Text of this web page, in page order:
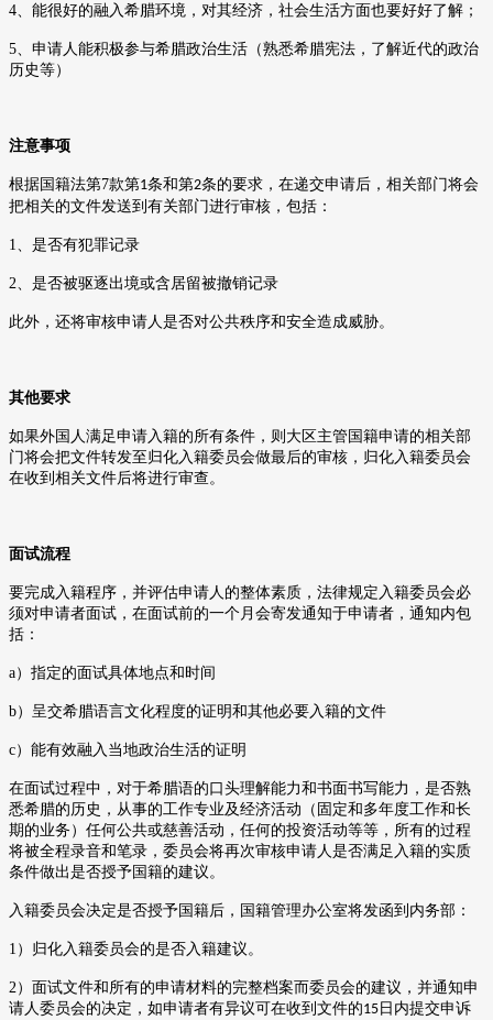
4 、能很好的融入希腊环境，对其经济，社会生活方面也要好好了解；
5 、申请人能积极参与希腊政治生活（熟悉希腊宪法，了解近代的政治
历史等）
注意事项
根据国籍法第7款第1条和第2条的要求，在递交申请后，相关部门将会
把相关的文件发送到有关部门进行审核，包括：
1 、是否有犯罪记录
2 、是否被驱逐出境或含居留被撤销记录
此外，还将审核申请人是否对公共秩序和安全造成威胁。
其他要求
如果外国人满足申请入籍的所有条件，则大区主管国籍申请的相关部
门将会把文件转发至归化入籍委员会做最后的审核，归化入籍委员会
在收到相关文件后将进行审查。
面试流程
要完成入籍程序，并评估申请人的整体素质，法律规定入籍委员会必
须对申请者面试，在面试前的一个月会寄发通知于申请者，通知内包
括：
a）指定的面试具体地点和时间
b）呈交希腊语言文化程度的证明和其他必要入籍的文件
c）能有效融入当地政治生活的证明
在面试过程中，对于希腊语的口头理解能力和书面书写能力，是否熟
悉希腊的历史，从事的工作专业及经济活动（固定和多年度工作和长
期的业务）任何公共或慈善活动，任何的投资活动等等，所有的过程
将被全程录音和笔录，委员会将再次审核申请人是否满足入籍的实质
条件做出是否授予国籍的建议。
入籍委员会决定是否授予国籍后，国籍管理办公室将发函到内务部：
1 ）归化入籍委员会的是否入籍建议。
2 ）面试文件和所有的申请材料的完整档案而委员会的建议，并通知申
请人委员会的决定，如申请者有异议可在收到文件的15 日内提交申诉